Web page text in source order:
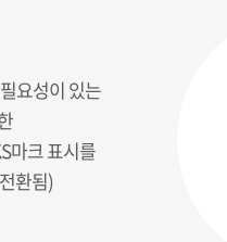
요성이 있는
마크 표시를
환됨)